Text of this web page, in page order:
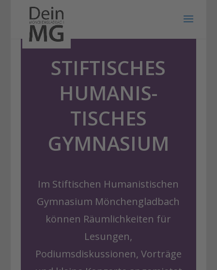
STIFTISCHES
HUMANIS-
TISCHES
GYMNASIUM
Im Stiftischen Humanistischen
Gymnasium Mönchengladbach
können Räumlichkeiten für
Lesungen,
Podiumsdiskussionen, Vorträge